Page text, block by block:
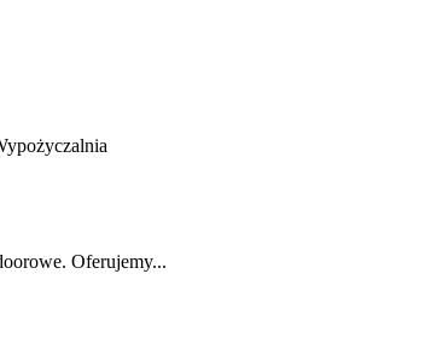
Oferujemy...